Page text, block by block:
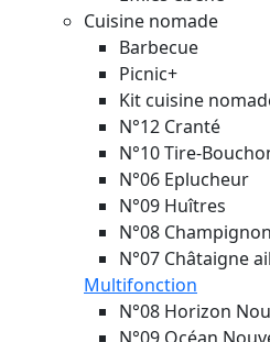
Cuisine nomade
Barbecue
Picnic+
Kit cuisine
N°12 Cranté
N°10 Tire-
N°06 Eplucheur
N°09 Huîtres
N°08 Champignon
N°07 Châtaigne ail
Multifonction
N°08 Horizon